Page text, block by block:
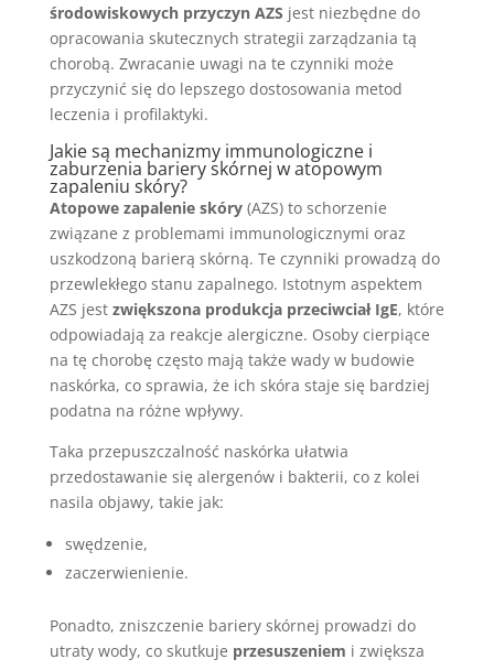
środowiskowych przyczyn AZS jest niezbędne do
opracowania skutecznych strategii zarządzania tą
chorobą. Zwracanie uwagi na te czynniki może
przyczynić się do lepszego dostosowania metod
leczenia i profilaktyki.
Jakie są mechanizmy immunologiczne i
zaburzenia bariery skórnej w atopowym
zapaleniu skóry?
Atopowe zapalenie skóry(AZS) to schorzenie
związane z problemami immunologicznymi oraz
uszkodzoną barierą skórną. Te czynniki prowadzą do
przewlekłego stanu zapalnego. Istotnym aspektem
AZS jest zwiększona produkcja przeciwciał IgE, które
odpowiadają za reakcje alergiczne. Osoby cierpiące
na tę chorobę często mają także wady w budowie
naskórka, co sprawia, że ich skóra staje się bardziej
podatna na różne wpływy.
Taka przepuszczalność naskórka ułatwia
przedostawanie się alergenów i bakterii, co z kolei
nasila objawy, takie jak:
swędzenie,
zaczerwienienie.
Ponadto, zniszczenie bariery skórnej prowadzi do
utraty wody, co skutkuje przesuszeniem i zwiększa